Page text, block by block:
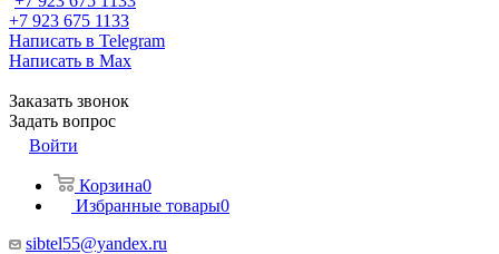
+7 923 675 1133
Написать в Telegram
Написать в Max
Заказать звонок
Задать вопрос
Войти
Корзина0
Избранные товары0
sibtel55@yandex.ru